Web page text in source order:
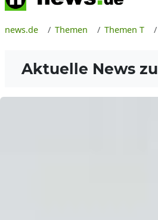
news.de Themen Themen T
Aktuelle News zu